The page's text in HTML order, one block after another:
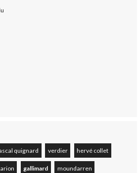
quignard verdier hervé collet
gallimard moundarren